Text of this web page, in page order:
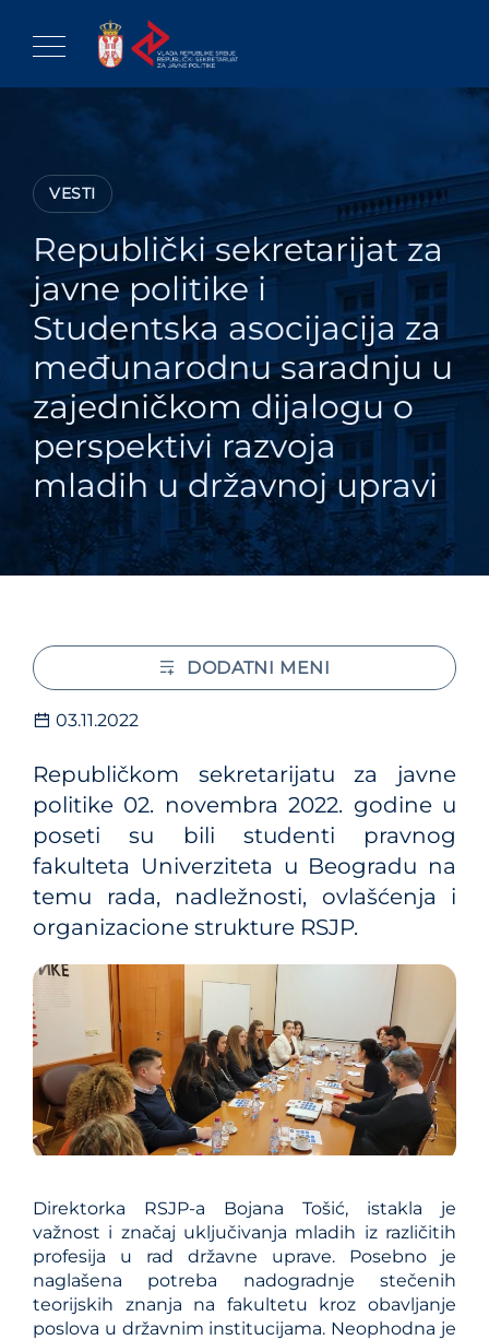
content
VESTI
Republički sekretarijat za
javne politike i
Studentska asocijacija za
međunarodnu saradnju u
zajedničkom dijalogu o
perspektivi razvoja
mladih u državnoj upravi
03.11.2022
Republičkom sekretarijatu za javne
politike 02. novembra 2022. godine u
poseti su bili studenti pravnog
fakulteta Univerziteta u Beogradu na
temu rada, nadležnosti, ovlašćenja i
organizacione strukture RSJP.
Direktorka RSJP-a Bojana Tošić, istakla je
važnost i značaj uklјučivanja mladih iz različitih
profesija u rad državne uprave. Posebno je
naglašena potreba nadogradnje stečenih
teorijskih znanja na fakultetu kroz obavlјanje
poslova u državnim institucijama. Neophodna je
DODATNI MENI